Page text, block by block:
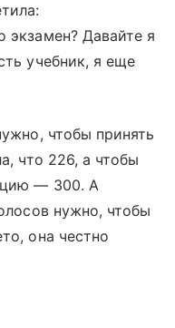
экзамен? Давайте я
учебник, я еще
чтобы принять
что 226, а чтобы
— 300. А
нужно, чтобы
она честно